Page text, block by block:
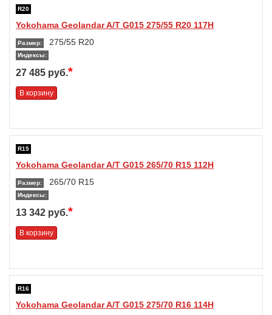
R20
Yokohama Geolandar A/T G015 275/55 R20 117H
Размер: 275/55 R20
Индексы:
27 485 руб.*
В корзину
R15
Yokohama Geolandar A/T G015 265/70 R15 112H
Размер: 265/70 R15
Индексы:
13 342 руб.*
В корзину
R16
Yokohama Geolandar A/T G015 275/70 R16 114H